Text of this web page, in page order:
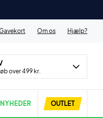
Om os Hjælp?
over 499 kr.
NYHEDER OUTLET